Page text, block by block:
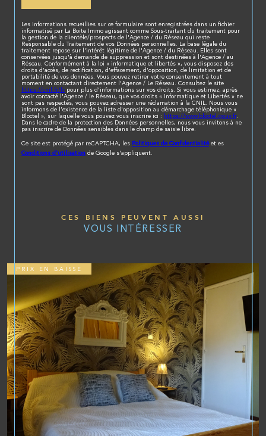
Les informations recueillies sur ce formulaire sont enregistrées dans un fichier
informatisé par La Boite Immo agissant comme Sous-traitant du traitement pour
la gestion de la clientèle/prospects de l'Agence / du Réseau qui reste
Responsable du Traitement de vos Données personnelles. La base légale du
traitement repose sur l'intérêt légitime de l'Agence / du Réseau. Elles sont
conservées jusqu'à demande de suppression et sont destinées à l'Agence / au
Réseau. Conformément à la loi « informatique et libertés », vous disposez des
droits d’accès, de rectification, d’effacement, d’opposition, de limitation et de
portabilité de vos données. Vous pouvez retirer votre consentement à tout
moment en contactant directement l’Agence / Le Réseau. Consultez le site
https://cnil.fr/fr pour plus d’informations sur vos droits. Si vous estimez, après
avoir contacté l'Agence / le Réseau, que vos droits « Informatique et Libertés » ne
sont pas respectés, vous pouvez adresser une réclamation à la CNIL. Nous vous
informons de l’existence de la liste d'opposition au démarchage téléphonique «
Bloctel », sur laquelle vous pouvez vous inscrire ici : https://www.bloctel.gouv.fr.
Dans le cadre de la protection des Données personnelles, nous vous invitons à ne
pas inscrire de Données sensibles dans le champ de saisie libre.
Ce site est protégé par reCAPTCHA, les Politiques de Confidentialitéet es
Conditions d'utilisation de Google s'appliquent.
CES BIENS PEUVENT AUSSI
VOUS INTÉRESSER
PRIX EN BAISSE